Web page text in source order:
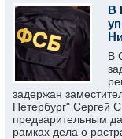
В
В
задержан
Петербург" Сергей
предварительным
рамках дела о